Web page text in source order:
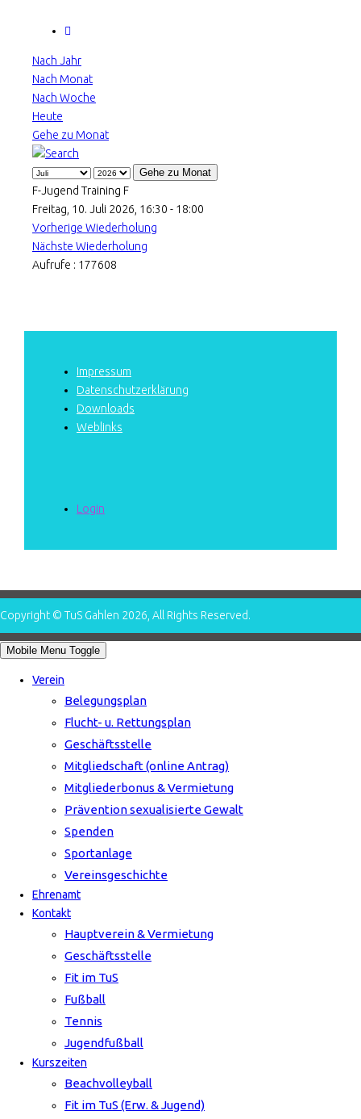
Nach Jahr
Nach Monat
Nach Woche
Heute
Gehe zu Monat
Gehe zu Monat
F-Jugend Training F
Freitag, 10. Juli 2026, 16:30 - 18:00
Vorherige Wiederholung
Nächste Wiederholung
Aufrufe : 177608
Impressum
Datenschutzerklärung
Downloads
Weblinks
Login
Copyright © TuS Gahlen 2026, All Rights Reserved.
Mobile Menu Toggle
Verein
Belegungsplan
Flucht- u. Rettungsplan
Geschäftsstelle
Mitgliedschaft (online Antrag)
Mitgliederbonus & Vermietung
Prävention sexualisierte Gewalt
Spenden
Sportanlage
Vereinsgeschichte
Ehrenamt
Kontakt
Hauptverein & Vermietung
Geschäftsstelle
Fit im TuS
Fußball
Tennis
Jugendfußball
Kurszeiten
Beachvolleyball
Fit im TuS (Erw. & Jugend)